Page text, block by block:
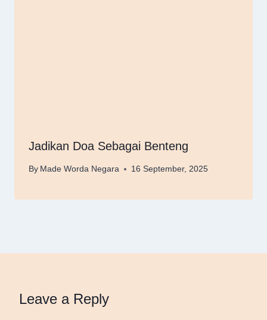
Jadikan Doa Sebagai Benteng
By Made Worda Negara 16 September, 2025
Leave a Reply